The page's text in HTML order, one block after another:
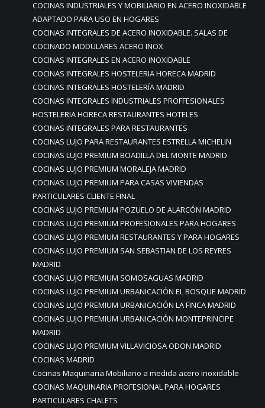
COCINAS INDUSTRIALES Y MOBILIARIO EN ACERO INOXIDABLE
ADAPTADO PARA USO EN HOGARES
COCINAS INTEGRALES DE ACERO INOXIDABLE. SALAS DE
COCINADO MODULARES ACERO INOX
COCINAS INTEGRALES EN ACERO INOXIDABLE
COCINAS INTEGRALES HOSTELERIA HORECA MADRID
COCINAS INTEGRALES HOSTELERÍA MADRID
COCINAS INTEGRALES INDUSTRIALES PROFFESIONALES
HOSTELERIA HORECA RESTAURANTES HOTELES
COCINAS INTEGRALES PARA RESTAURANTES
COCINAS LUJO PARA RESTAURANTES ESTRELLA MICHELIN
COCINAS LUJO PREMIUM BOADILLA DEL MONTE MADRID
COCINAS LUJO PREMIUM MORALEJA MADRID
COCINAS LUJO PREMIUM PARA CASAS VIVIENDAS
PARTICULARES CLIENTE FINAL
COCINAS LUJO PREMIUM POZUELO DE ALARCÓN MADRID
COCINAS LUJO PREMIUM PROFESIONALES PARA HOGARES
COCINAS LUJO PREMIUM RESTAURANTES Y PARA HOGARES
COCINAS LUJO PREMIUM SAN SEBASTIAN DE LOS REYRES
MADRID
COCINAS LUJO PREMIUM SOMOSAGUAS MADRID
COCINAS LUJO PREMIUM URBANICACIÓN EL BOSQUE MADRID
COCINAS LUJO PREMIUM URBANICACIÓN LA FINCA MADRID
COCINAS LUJO PREMIUM URBANICACIÓN MONTEPRINCIPE
MADRID
COCINAS LUJO PREMIUM VILLAVICIOSA ODON MADRID
COCINAS MADRID
Cocinas Maquinaria Mobiliario a medida acero inoxidable
COCINAS MAQUINARIA PROFESIONAL PARA HOGARES
PARTICULARES CHALETS